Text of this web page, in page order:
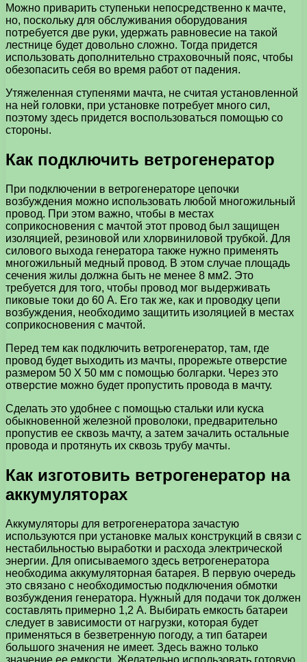
Можно приварить ступеньки непосредственно к мачте,
но, поскольку для обслуживания оборудования
потребуется две руки, удержать равновесие на такой
лестнице будет довольно сложно. Тогда придется
использовать дополнительно страховочный пояс, чтобы
обезопасить себя во время работ от падения.
Утяжеленная ступенями мачта, не считая установленной
на ней головки, при установке потребует много сил,
поэтому здесь придется воспользоваться помощью со
стороны.
Как подключить ветрогенератор
При подключении в ветрогенераторе цепочки
возбуждения можно использовать любой многожильный
провод. При этом важно, чтобы в местах
соприкосновения с мачтой этот провод был защищен
изоляцией, резиновой или хлорвиниловой трубкой. Для
силового выхода генератора также нужно применять
многожильный медный провод. В этом случае площадь
сечения жилы должна быть не менее 8 мм2. Это
требуется для того, чтобы провод мог выдерживать
пиковые токи до 60 А. Его так же, как и проводку цепи
возбуждения, необходимо защитить изоляцией в местах
соприкосновения с мачтой.
Перед тем как подключить ветрогенератор, там, где
провод будет выходить из мачты, прорежьте отверстие
размером 50 X 50 мм с помощью болгарки. Через это
отверстие можно будет пропустить провода в мачту.
Сделать это удобнее с помощью стальки или куска
обыкновенной железной проволоки, предварительно
пропустив ее сквозь мачту, а затем зачалить остальные
провода и протянуть их сквозь трубу мачты.
Как изготовить ветрогенератор на
аккумуляторах
Аккумуляторы для ветрогенератора зачастую
используются при установке малых конструкций в связи с
нестабильностью выработки и расхода электрической
энергии. Для описываемого здесь ветрогенератора
необходима аккумуляторная батарея. В первую очередь
это связано с необходимостью подключения обмотки
возбуждения генератора. Нужный для подачи ток должен
составлять примерно 1,2 А. Выбирать емкость батареи
следует в зависимости от нагрузки, которая будет
применяться в безветренную погоду, а тип батареи
большого значения не имеет. Здесь важно только
значение ее емкости. Желательно использовать готовую